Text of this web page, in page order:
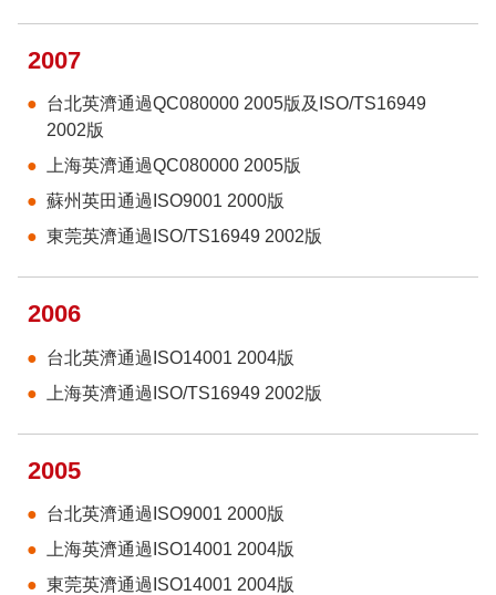
2007
台北英濟通過QC080000 2005版及ISO/TS16949
2002版
上海英濟通過QC080000 2005版
蘇州英田通過ISO9001 2000版
東莞英濟通過ISO/TS16949 2002版
2006
台北英濟通過ISO14001 2004版
上海英濟通過ISO/TS16949 2002版
2005
台北英濟通過ISO9001 2000版
上海英濟通過ISO14001 2004版
東莞英濟通過ISO14001 2004版